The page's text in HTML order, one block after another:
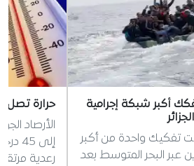
تُفكك أكبر شبكة إجرامية
تفكيك واحدة من أكبر
عبر البحر المتوسط بعد
حرارة تصل إلى 45 درجة.. تحذير
الأرصاد
إلى
رعدية